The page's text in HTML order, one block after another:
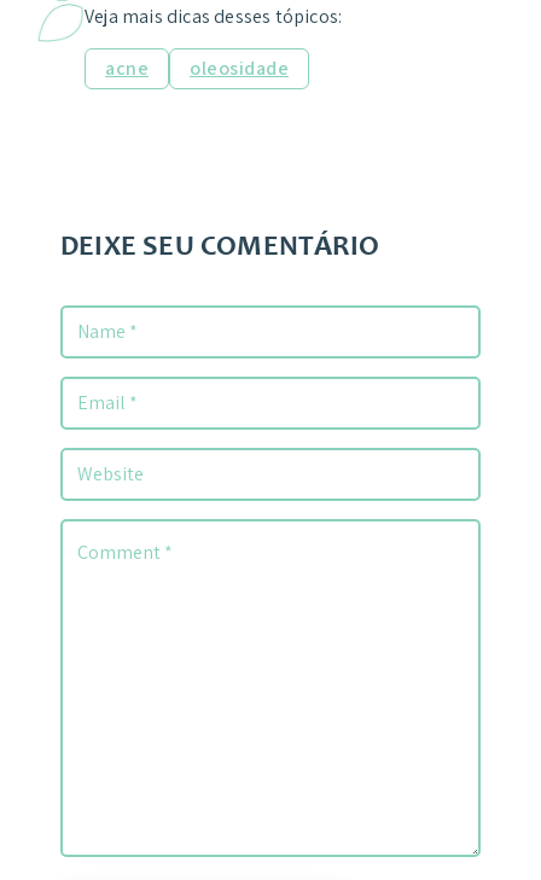
Veja mais dicas desses tópicos:
acne oleosidade
DEIXE SEU COMENTÁRIO